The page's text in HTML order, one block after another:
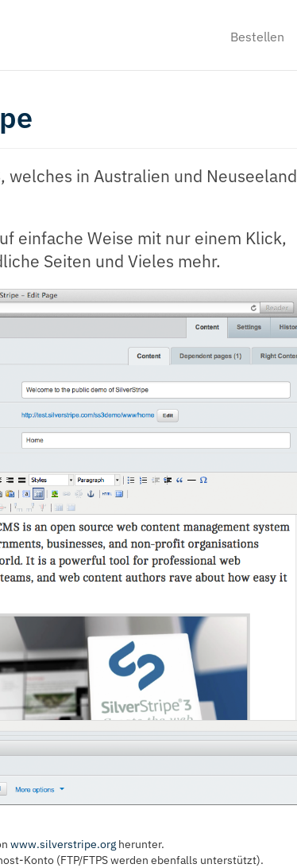
Bestellen
welches in Australien und Neuseeland
einfache Weise mit nur einem Klick,
Seiten und Vieles mehr.
www.silverstripe.org herunter.
Konto (FTP/FTPS werden ebenfalls unterstützt).